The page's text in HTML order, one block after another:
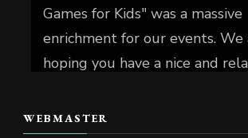
Games for Kids" was a massive
enrichment for our events. We
hoping you have a nice and
📷 Christian Reiter
WEBMASTER